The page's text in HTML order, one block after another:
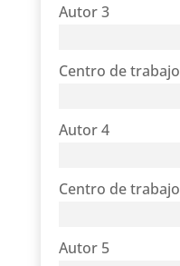
Autor 3
Centro de trabajo
Autor 4
Centro de trabajo
Autor 5